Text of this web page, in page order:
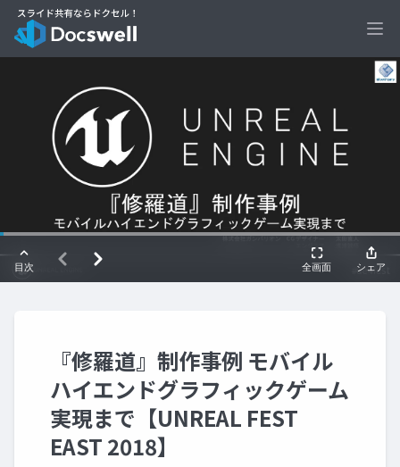
『修羅道』制作事例 モバイル
ハイエンドグラフィックゲーム
実現まで【UNREAL FEST
EAST 2018】